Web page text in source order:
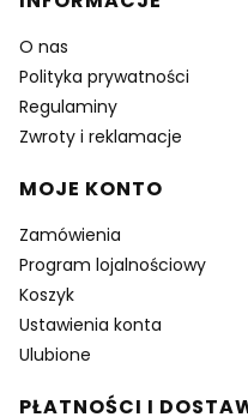
O nas
Polityka prywatności
Regulaminy
Zwroty i reklamacje
MOJE KONTO
Zamówienia
Program lojalnościowy
Koszyk
Ustawienia konta
Ulubione
PŁATNOŚCI I